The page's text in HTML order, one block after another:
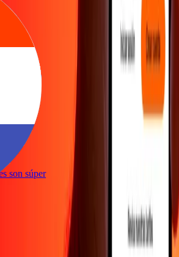
son súper